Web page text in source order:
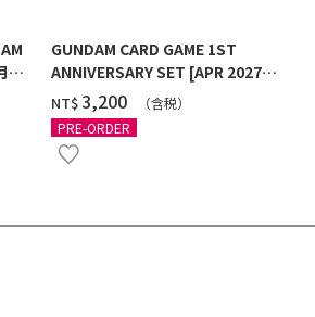
發
GUNDAM CARD GAME 1ST
ANNIVERSARY SET [APR 2027
DELIVERY]
NT$‌3,200
（含税）
PRE-ORDER